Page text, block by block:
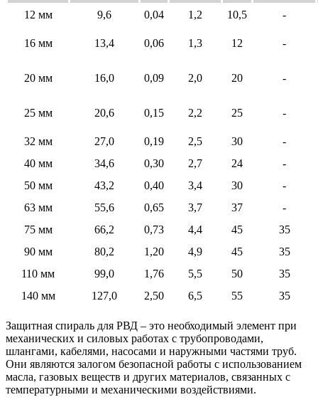
12 мм
9,6 0,04 1,2 10,5 -
16 мм 13,4 0,06 1,3 12 -
20 мм 16,0 0,09 2,0 20 -
25 мм 20,6 0,15 2,2 25 -
32 мм 27,0 0,19 2,5 30
-
40 мм
34,6 0,30 2,7 24
-
50 мм
43,2 0,40 3,4 30
-
63 мм
55,6 0,65 3,7 37
-
75 мм
66,2 0,73 4,4 45
35
90 мм
80,2 1,20 4,9 45
35
110 мм
99,0 1,76 5,5 50
35
140 мм
127,0 2,50 6,5 55 35
Защитная спираль для РВД – это необходимый элемент при
механических и силовых работах с трубопроводами,
шлангами, кабелями, насосами и наружными частями труб.
Они являются залогом безопасной работы с использованием
масла, газовых веществ и других материалов, связанных с
температурными и механическими воздействиями.